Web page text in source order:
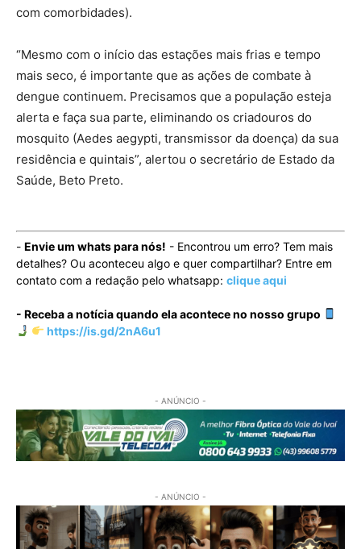
com comorbidades).
“Mesmo com o início das estações mais frias e tempo
mais seco, é importante que as ações de combate à
dengue continuem. Precisamos que a população esteja
alerta e faça sua parte, eliminando os criadouros do
mosquito (Aedes aegypti, transmissor da doença) da sua
residência e quintais”, alertou o secretário de Estado da
Saúde, Beto Preto.
- Envie um whats para nós! - Encontrou um erro? Tem mais
detalhes? Ou aconteceu algo e quer compartilhar? Entre em
contato com a redação pelo whatsapp: clique aqui
- Receba a notícia quando ela acontece no nosso grupo
https://is.gd/2nA6u1
- ANÚNCIO -
- ANÚNCIO -